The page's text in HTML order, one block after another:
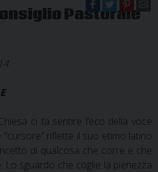
Pastorale
ci fa sentire l’eco della voce
riflette il suo etimo latino
di qualcosa che corre e che
Lo sguardo che coglie la pienezza